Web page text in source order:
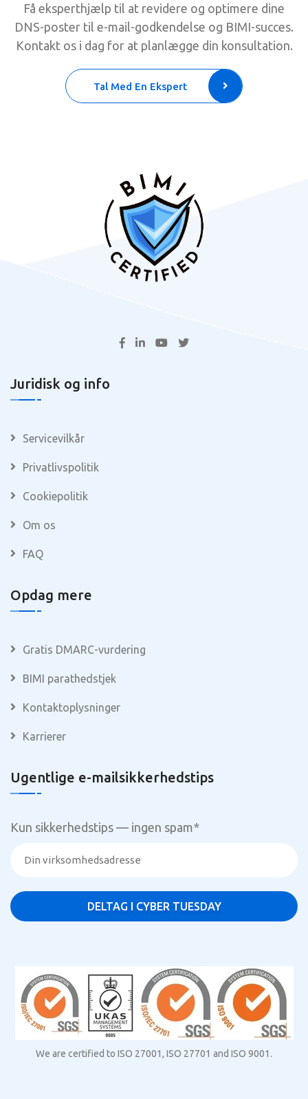
Få eksperthjælp til at revidere og optimere dine
DNS-poster til e-mail-godkendelse og BIMI-succes.
Kontakt os i dag for at planlægge din konsultation.
Tal Med En Ekspert
Juridisk og info
Servicevilkår
Privatlivspolitik
Cookiepolitik
Om os
FAQ
Opdag mere
Gratis DMARC-vurdering
BIMI parathedstjek
Kontaktoplysninger
Karrierer
Ugentlige e-mailsikkerhedstips
Kun sikkerhedstips — ingen spam*
We are certified to ISO 27001, ISO 27701 and ISO 9001.